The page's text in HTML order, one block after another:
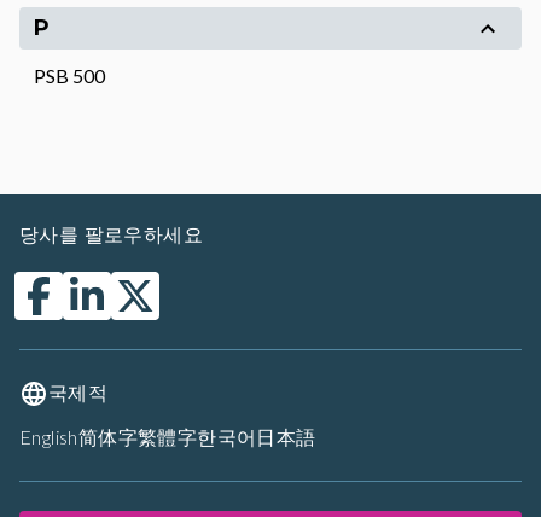
P
PSB 500
당사를 팔로우하세요
국제적
English简体字繁體字한국어 日本語